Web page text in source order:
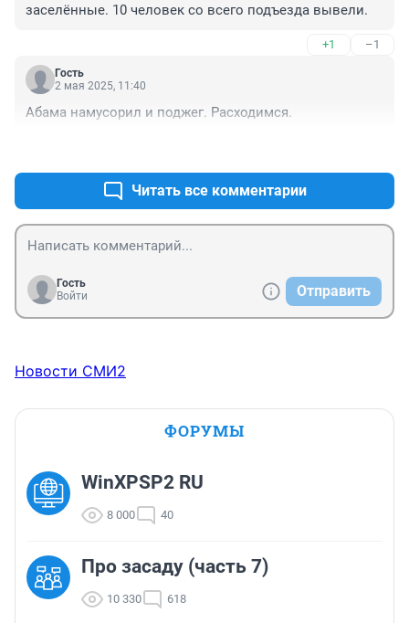
заселённые. 10 человек со всего подъезда вывели.
+1 –1
Гость
2 мая 2025, 11:40
Абама намусорил и поджег. Расходимся.
Читать все комментарии
Гость
Войти
Отправить
Новости СМИ2
ФОРУМЫ
WinXPSP2 RU
8 000 40
Про засаду (часть 7)
10 330 618